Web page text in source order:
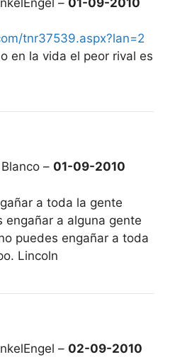
tnr37539.aspx?lan=2
en la vida el peor rival es
– 01-09-2010
a toda la gente
engañar a alguna gente
puedes engañar a toda
Lincoln
– 02-09-2010